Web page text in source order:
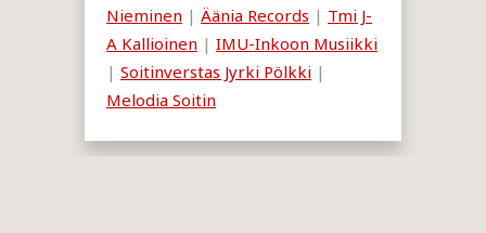
Nieminen | Äänia Records | Tmi J-
A Kallioinen | IMU-Inkoon Musiikki
| Soitinverstas Jyrki Pölkki |
Melodia Soitin